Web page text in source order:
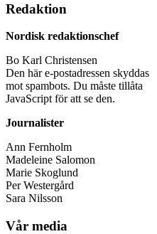
Redaktion
Nordisk redaktionschef
Bo Karl Christensen
Den här e-postadressen skyddas
mot spambots. Du måste tillåta
JavaScript för att se den.
Journalister
Ann Fernholm
Madeleine Salomon
Marie Skoglund
Per Westergård
Sara Nilsson
Vår media